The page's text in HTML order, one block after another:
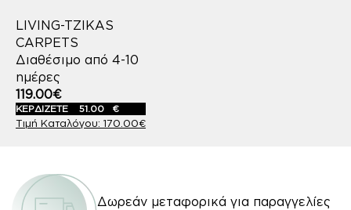
LIVING-TZIKAS
CARPETS
Διαθέσιμο από 4-10
ημέρες
170.00€
119.00€
ΚΕΡΔΙΖΕΤΕ 51.00 €
Δωρεάν μεταφορικά για παραγγελίες